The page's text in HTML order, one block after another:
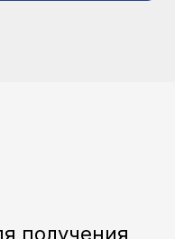
получения